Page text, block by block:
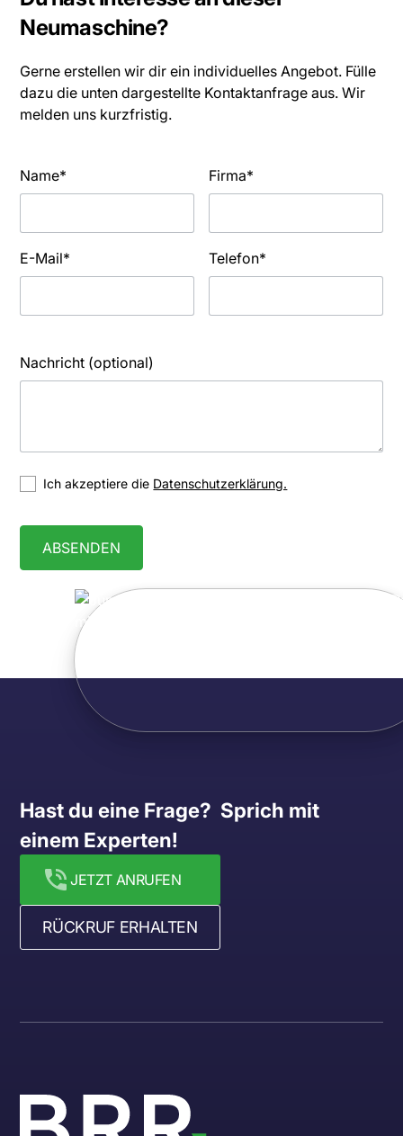
Neumaschine?
Gerne erstellen wir dir ein individuelles Angebot. Fülle
dazu die unten dargestellte Kontaktanfrage aus. Wir
melden uns kurzfristig.
Name* Firma*
E-Mail* Telefon*
Nachricht (optional)
Ich akzeptiere die Datenschutzerklärung.
Hast du eine Frage?  Sprich mit
einem Experten!
JETZT ANRUFEN
RÜCKRUF ERHALTEN